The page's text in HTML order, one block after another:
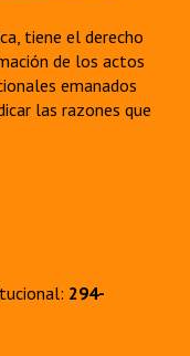
tiene el derecho
de los actos
emanados
las razones que
294-